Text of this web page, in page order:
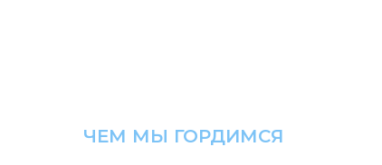
ЧЕМ МЫ ГОРДИМСЯ